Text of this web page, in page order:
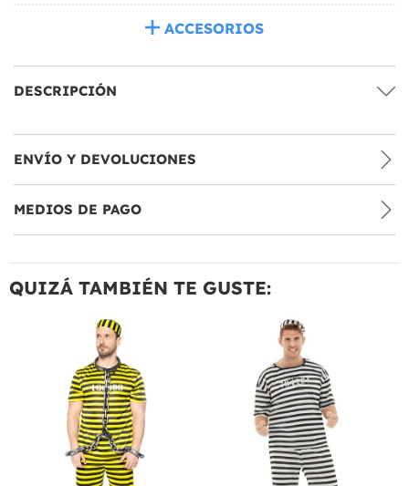
ACCESORIOS
DESCRIPCIÓN
ENVÍO Y DEVOLUCIONES
MEDIOS DE PAGO
QUIZÁ TAMBIÉN TE GUSTE: